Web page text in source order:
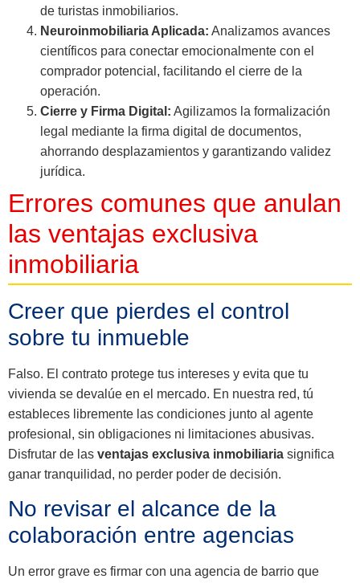
de turistas inmobiliarios.
Neuroinmobiliaria Aplicada: Analizamos avances
científicos para conectar emocionalmente con el
comprador potencial, facilitando el cierre de la
operación.
Cierre y Firma Digital: Agilizamos la formalización
legal mediante la firma digital de documentos,
ahorrando desplazamientos y garantizando validez
jurídica.
Errores comunes que anulan
las ventajas exclusiva
inmobiliaria
Creer que pierdes el control
sobre tu inmueble
Falso. El contrato protege tus intereses y evita que tu
vivienda se devalúe en el mercado. En nuestra red, tú
estableces libremente las condiciones junto al agente
profesional, sin obligaciones ni limitaciones abusivas.
Disfrutar de las ventajas exclusiva inmobiliaria significa
ganar tranquilidad, no perder poder de decisión.
No revisar el alcance de la
colaboración entre agencias
Un error grave es firmar con una agencia de barrio que